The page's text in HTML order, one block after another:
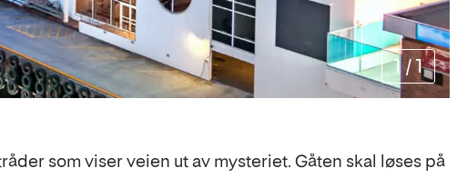
1 /1
som viser veien ut av mysteriet. Gåten skal løses på